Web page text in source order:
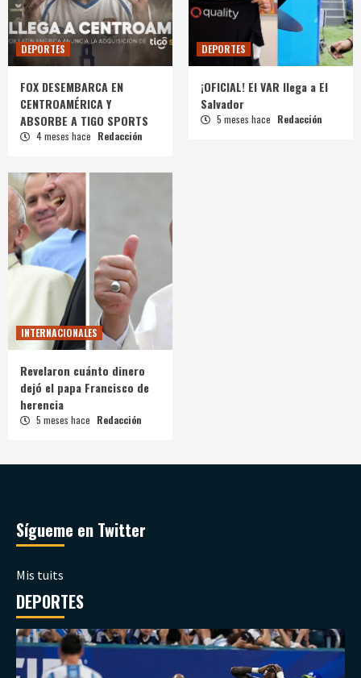
DEPORTES
FOX DESEMBARCA EN
CENTROAMÉRICA Y
ABSORBE A TIGO SPORTS
4 meses hace Redacción
DEPORTES
¡OFICIAL! El VAR llega a El
Salvador
5 meses hace Redacción
INTERNACIONALES
Revelaron cuánto dinero
dejó el papa Francisco de
herencia
5 meses hace Redacción
Sígueme en Twitter
Mis tuits
DEPORTES